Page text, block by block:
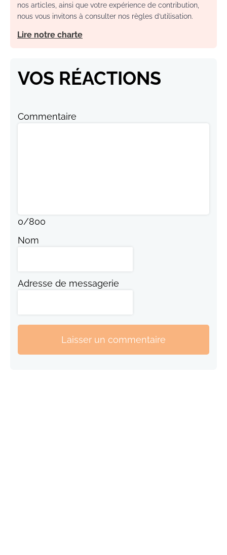
nos articles, ainsi que votre expérience de contribution,
nous vous invitons à consulter nos règles d’utilisation.
Lire notre charte
VOS RÉACTIONS
Commentaire
0/800
Nom
Adresse de messagerie
Laisser un commentaire